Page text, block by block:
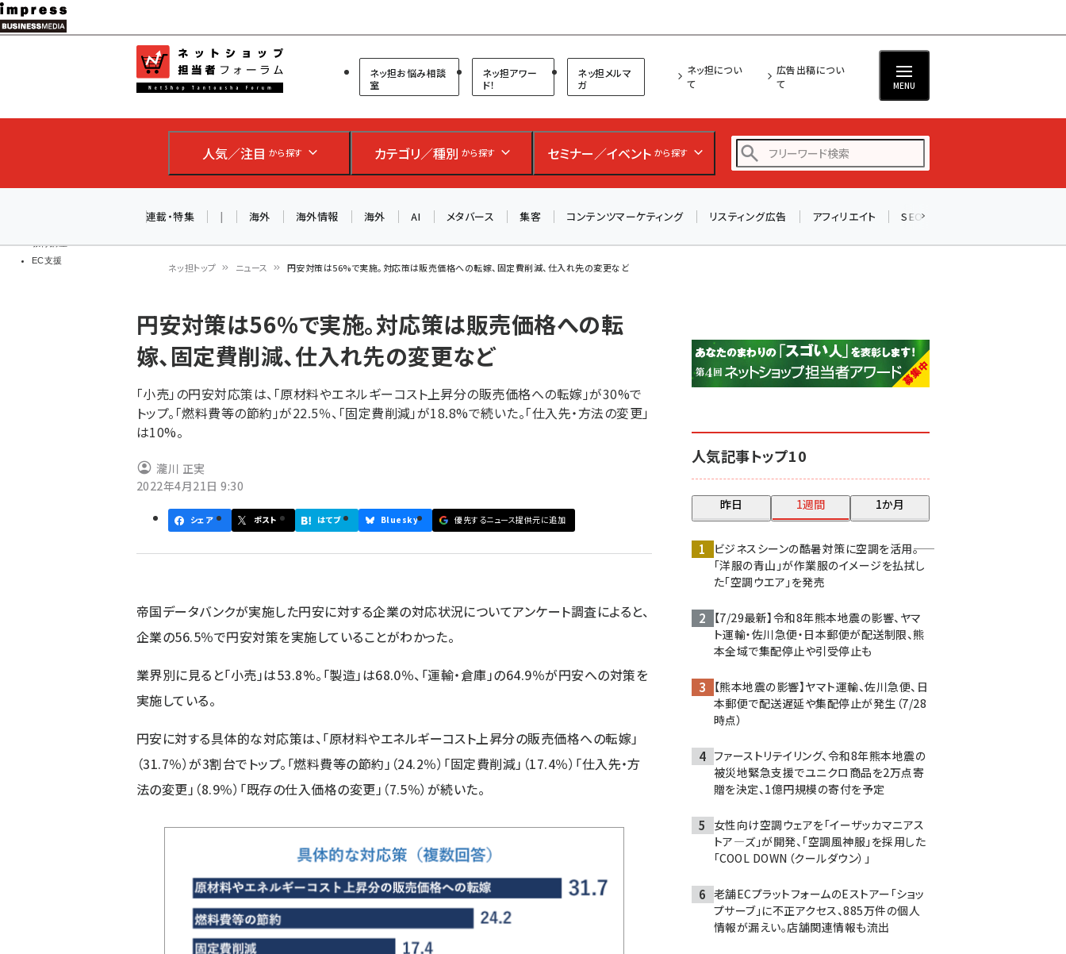
メ
イ
ン
ツ
移
教育講座
EC支援
ネットショップ担当者フォーラム
ネッ担お悩み相談
室
ネッ担アワー
ド！
ネッ担メルマ
ガ
ネッ担につい
て
広告出稿につい
て
MENU
人気／注目 から探す カテゴリ／種別 から探す セミナー／イベント から探す
アスクル (1112)
base (1068)
連載・特集 | 海外 海外情報 海外 AI メタバース 集客 コンテンツマーケティング リスティング広告 アフィリエイト SEO
ン
く
ず
ネッ担トップ ニュース 円安対策は56%で実施。対応策は販売価格への転嫁、固定費削減、仕入れ先の変更など
円安対策は56%で実施。対応策は販売価格への転
嫁、固定費削減、仕入れ先の変更など
「小売」の円安対応策は、「原材料やエネルギーコスト上昇分の販売価格への転嫁」が30%で
トップ。「燃料費等の節約」が22.5％、「固定費削減」が18.8%で続いた。「仕入先・方法の変更」
は10%。
瀧川 正実
2022年4月21日 9:30
シェア ポスト はてブ Bluesky 優先するニュース提供元に追加
帝国データバンクが実施した円安に対する企業の対応状況についてアンケート調査によると、
企業の56.5％で円安対策を実施していることがわかった。
業界別に見ると「小売」は53.8%。「製造」は68.0％、「運輸・倉庫」の64.9％が円安への対策を
実施している。
円安に対する具体的な対応策は、「原材料やエネルギーコスト上昇分の販売価格への転嫁」
（31.7％）が3割台でトップ。「燃料費等の節約」（24.2％）「固定費削減」（17.4％）「仕入先・方
法の変更」（8.9％）「既存の仕入価格の変更」（7.5％）が続いた。
人気記事トップ10
昨日 1週間 1か月
ビジネスシーンの酷暑対策に空調を活用――。
「洋服の青山」が作業服のイメージを払拭し
た「空調ウエア」を発売
【7/29最新】令和8年熊本地震の影響、ヤマ
ト運輸・佐川急便・日本郵便が配送制限、熊
本全域で集配停止や引受停止も
【熊本地震の影響】ヤマト運輸、佐川急便、日
本郵便で配送遅延や集配停止が発生（7/28
時点）
ファーストリテイリング、令和8年熊本地震の
被災地緊急支援でユニクロ商品を2万点寄
贈を決定、1億円規模の寄付を予定
女性向け空調ウェアを「イーザッカマニアス
トア―ズ」が開発、「空調風神服」を採用した
「COOL DOWN（クールダウン）」
老舗ECプラットフォームのEストアー「ショッ
プサーブ」に不正アクセス、885万件の個人
情報が漏えい。店舗関連情報も流出
AIが買い物を代行する時代に打つべき「次の一手」とは？
アルペン、オイシックス、元UA責任者が登壇のリアルECセ
ミナー（8/26＠東京）【交流会も実施】